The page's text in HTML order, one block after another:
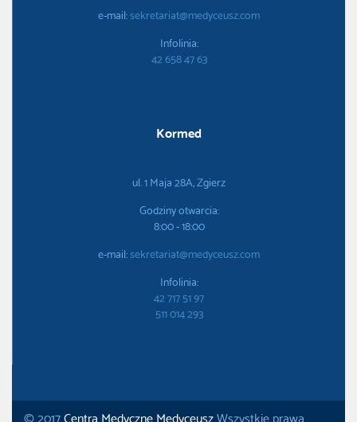
e-mail:sekretariat@medyceusz.com
Infolinia:
42 658 47 63
Kormed
ul. 1 Maja 28A, Zgierz
Godziny otwarcia:
8:00 - 18:00
e-mail:sekretariat@medyceusz.com
Infolinia:
42 717 51 97
511 014 293
© 2017Centra Medyczne MedyceuszWszystkie prawa